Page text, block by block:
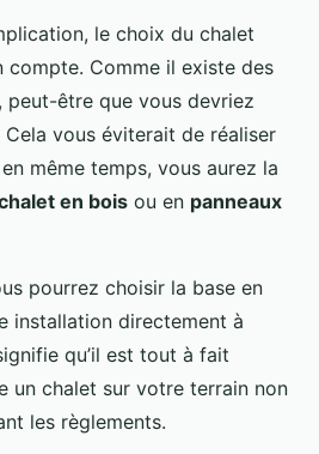
le choix du chalet
compte. Comme il existe des
peut-être que vous devriez
vous éviterait de réaliser
même temps, vous aurez la
en bois ou en panneaux
pourrez choisir la base en
installation directement à
qu’il est tout à fait
un chalet sur votre terrain non
les règlements.